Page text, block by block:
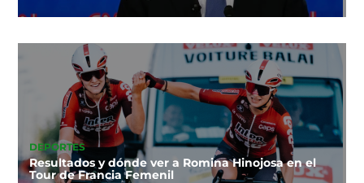
DEPORTES
Resultados y dónde ver a Romina Hinojosa en el
Tour de Francia Femenil